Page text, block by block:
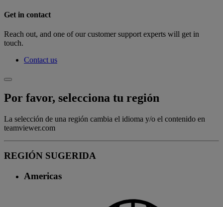
Get in contact
Reach out, and one of our customer support experts will get in
touch.
Contact us
Por favor, selecciona tu región
La selección de una región cambia el idioma y/o el contenido en
teamviewer.com
REGIÓN SUGERIDA
Americas